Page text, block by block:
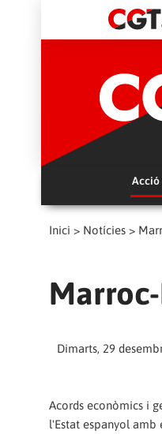
Acció
Inici > Notícies >
Dimarts, 29
Acords econòmics i
l'Estat espanyol amb